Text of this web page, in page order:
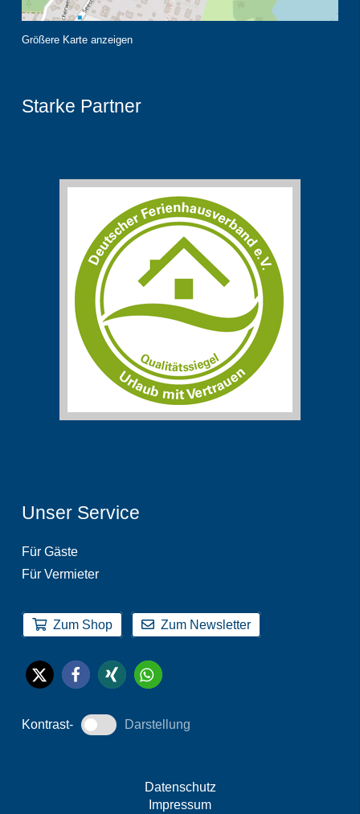
Größere Karte anzeigen
Starke Partner
Unser Service
Für Gäste
Für Vermieter
Zum Shop Zum Newsletter
Kontrast- Darstellung
Datenschutz
Impressum